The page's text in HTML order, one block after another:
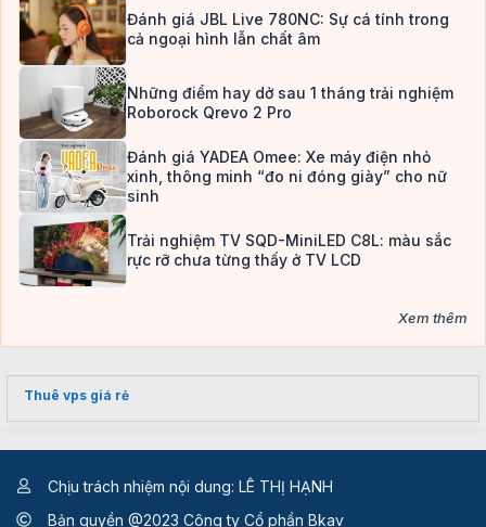
Đánh giá JBL Live 780NC: Sự cá tính trong
cả ngoại hình lẫn chất âm
Những điểm hay dở sau 1 tháng trải nghiệm
Roborock Qrevo 2 Pro
Đánh giá YADEA Omee: Xe máy điện nhỏ
xinh, thông minh “đo ni đóng giày” cho nữ
sinh
Trải nghiệm TV SQD-MiniLED C8L: màu sắc
rực rỡ chưa từng thấy ở TV LCD
Xem thêm
Thuê vps giá rẻ
Chịu trách nhiệm nội dung: LÊ THỊ HẠNH
Bản quyền @2023 Công ty Cổ phần Bkav